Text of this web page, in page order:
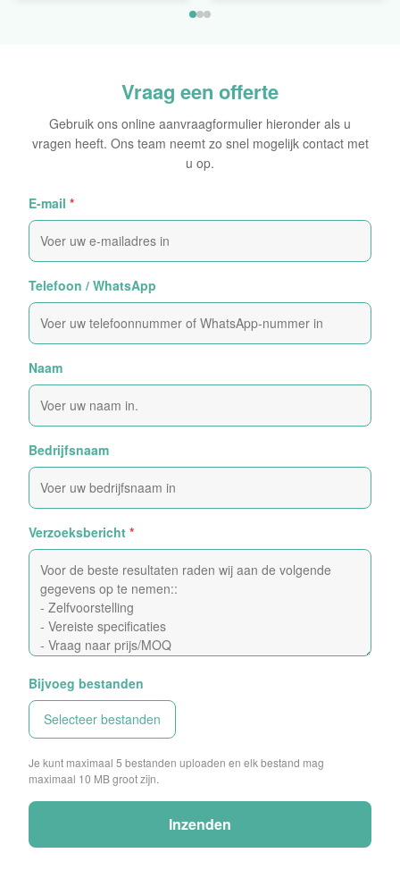
Vraag een offerte
Gebruik ons online aanvraagformulier hieronder als u
vragen heeft. Ons team neemt zo snel mogelijk contact met
u op.
E-mail *
Telefoon / WhatsApp
Naam
Bedrijfsnaam
Verzoeksbericht *
Bijvoeg bestanden
Selecteer bestanden
Je kunt maximaal 5 bestanden uploaden en elk bestand mag
maximaal 10 MB groot zijn.
Inzenden